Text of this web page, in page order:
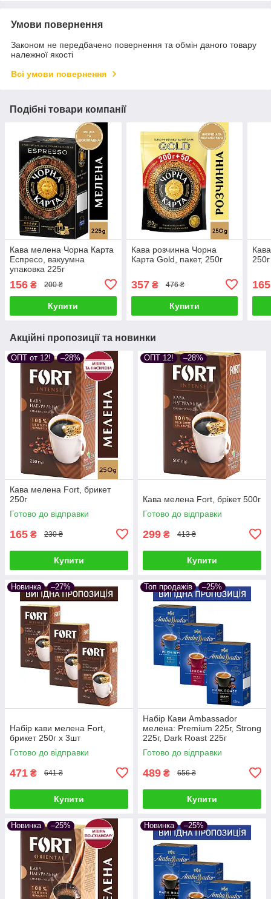
Умови повернення
Законом не передбачено повернення та обмін даного товару
належної якості
Всі умови повернення
Подібні товари компанії
Кава мелена Чорна Карта
Еспресо, вакуумна
упаковка 225г
156 ₴ 200 ₴
Купити
Кава розчинна Чорна
Карта Gold, пакет, 250г
357₴ 476 ₴
Купити
250г
165
Акційні пропозиції та новинки
ОПТ от 12! –28%
Кава мелена Fort, брикет
250г
Готово до відправки
165 ₴ 230 ₴
Купити
ОПТ 12! –28%
Кава мелена Fort, брікет 500г
Готово до відправки
299 ₴ 413 ₴
Купити
Новинка –27%
Набір кави мелена Fort,
брикет 250г х 3шт
Готово до відправки
471 ₴ 641 ₴
Купити
Топ продажів –25%
Набір Кави Ambassador
мелена: Premium 225г, Strong
225г, Dark Roast 225г
Готово до відправки
489 ₴ 656 ₴
Купити
Новинка –25% Новинка –25%